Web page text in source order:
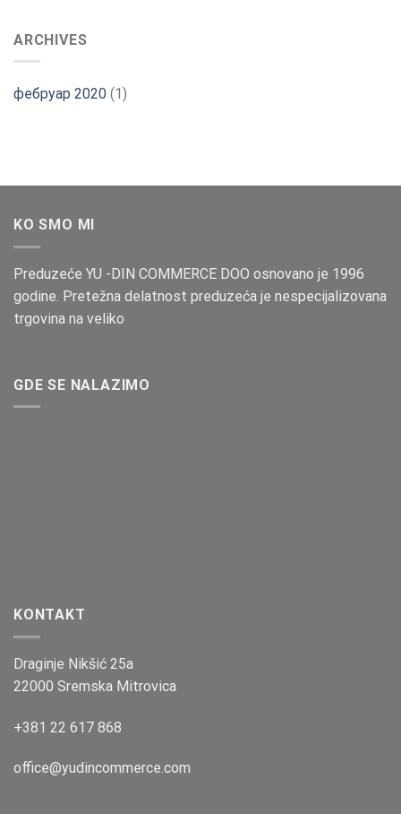
ARCHIVES
фебруар 2020 (1)
KO SMO MI
Preduzeće YU -DIN COMMERCE DOO osnovano je 1996
godine. Pretežna delatnost preduzeća je nespecijalizovana
trgovina na veliko
GDE SE NALAZIMO
KONTAKT
Draginje Nikšić 25a
22000 Sremska Mitrovica
+381 22 617 868
office@yudincommerce.com